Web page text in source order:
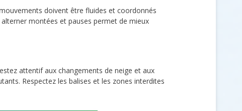
doivent être fluides et coordonnés
montées et pauses permet de mieux
attentif aux changements de neige et aux
Respectez les balises et les zones interdites